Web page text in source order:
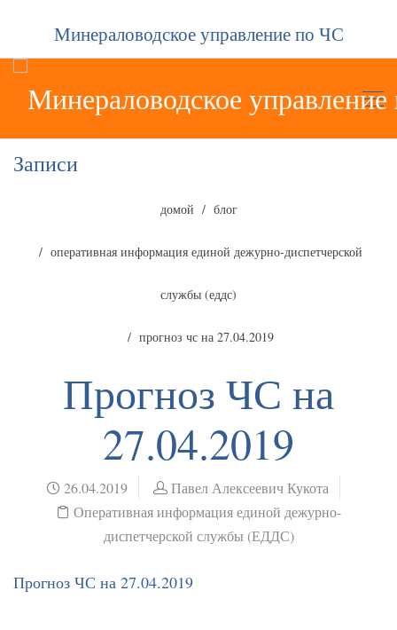
Минераловодское управление по ЧС
Записи
домой блог
оперативная информация единой дежурно-диспетчерской
службы (еддс)
прогноз чс на 27.04.2019
Прогноз ЧС на
27.04.2019
26.04.2019
Павел Алексеевич Кукота
Оперативная информация единой дежурно-
диспетчерской службы (ЕДДС)
Прогноз ЧС на 27.04.2019